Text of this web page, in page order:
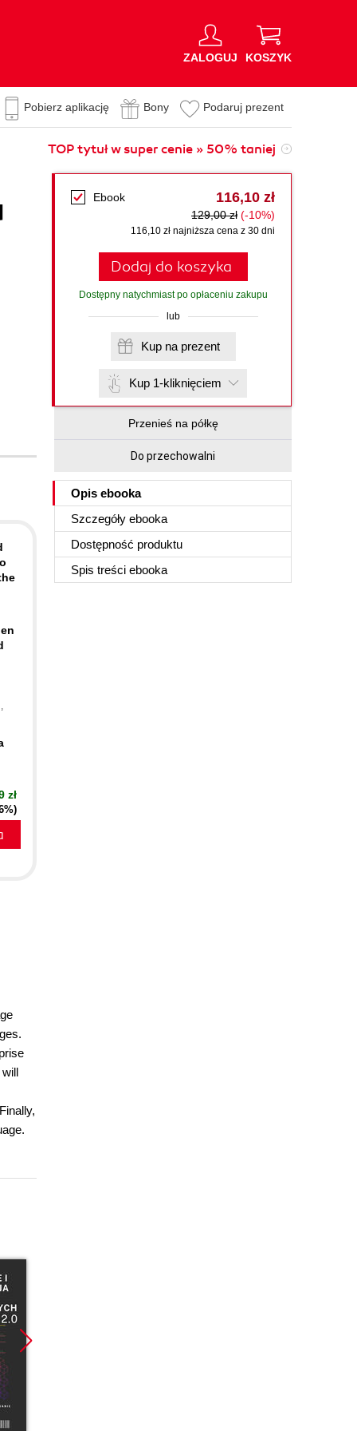
ZALOGUJ KOSZYK
Pobierz aplikację Bony Podaruj prezent
TOP tytuł w super cenie » 50% taniej
Ebook 116,10 zł
129,00 zł (-10%)
116,10 zł najniższa cena z 30 dni
Dodaj do koszyka
Dostępny natychmiast po opłaceniu zakupu
lub
Kup na prezent
Kup 1-kliknięciem
Przenieś na półkę
Do przechowalni
Opis ebooka
Szczegóły ebooka
Dostępność produktu
Spis treści ebooka
,
zł